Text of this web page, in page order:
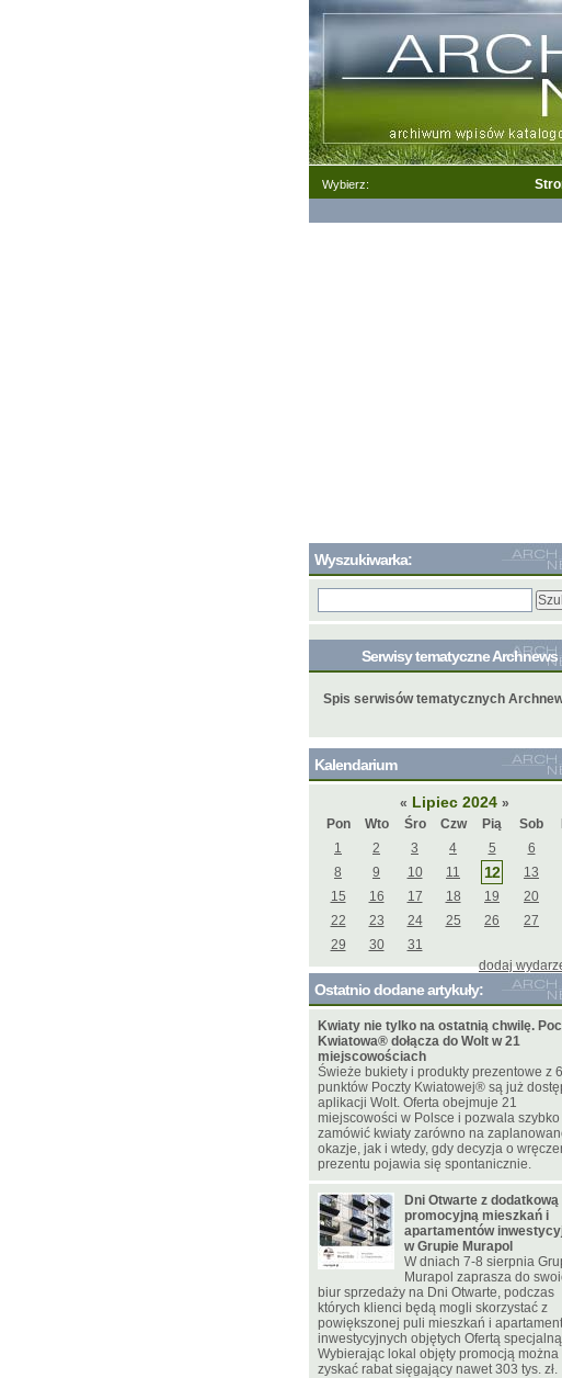
Wybierz:
Wyszukiwarka:
Serwisy tematyczne Archnews
Spis serwisów tematycznych
Kalendarium
« Lipiec 2024 »
Pon
Wto Śro Czw Pią Sob
1
2 3 4 5 6
8
9 10 11 12 13
15
16 17 18 19 20
22
23 24 25 26 27
29
30
31
dodaj
Ostatnio dodane artykuły:
Kwiaty nie tylko na ostatnią chwilę.
Kwiatowa® dołącza do Wolt w 21
miejscowościach
Świeże bukiety i produkty prezentowe z
punktów Poczty Kwiatowej® są już
aplikacji Wolt. Oferta obejmuje 21
miejscowości w Polsce i pozwala szybko
zamówić kwiaty zarówno na
okazje, jak i wtedy, gdy decyzja o
prezentu pojawia się spontanicznie.
Dni Otwarte z dodatkową
promocyjną mieszkań i
apartamentów
w Grupie Murapol
W dniach 7-8 sierpnia
Murapol zaprasza do
biur sprzedaży na Dni Otwarte, podczas
których klienci będą mogli skorzystać z
powiększonej puli mieszkań i
inwestycyjnych objętych Ofertą
Wybierając lokal objęty promocją można
zyskać rabat sięgający nawet 303 tys. zł.